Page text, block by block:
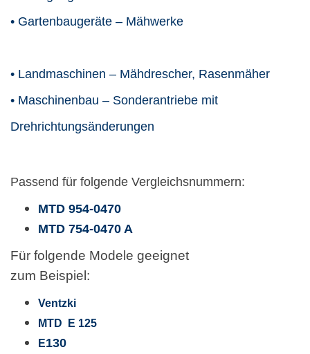
• Gartenbaugeräte – Mähwerke
• Landmaschinen – Mähdrescher, Rasenmäher
• Maschinenbau – Sonderantriebe mit
Drehrichtungsänderungen
Passend für folgende Vergleichsnummern:
MTD 954-0470
MTD 754-0470 A
Für folgende Modele geeignet
zum Beispiel:
Ventzki
MTD E 125
E130